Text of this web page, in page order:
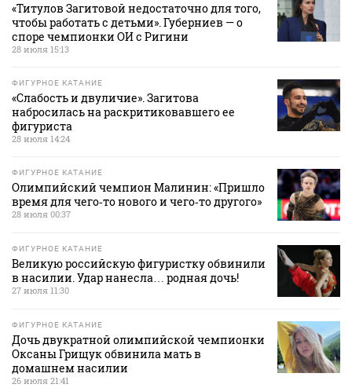
«Титулов Загитовой недостаточно для того,
чтобы работать с детьми». Губерниев — о
споре чемпионки ОИ с Ригини
28 июля 15:13
ФИГУРНОЕ КАТАНИЕ
«Слабость и двуличие». Загитова
набросилась на раскритиковавшего ее
фигуриста
28 июля 14:24
ФИГУРНОЕ КАТАНИЕ
Олимпийский чемпион Малинин: «Пришло
время для чего‑то нового и чего‑то другого»
28 июля 00:37
ФИГУРНОЕ КАТАНИЕ
Великую российскую фигуристку обвинили
в насилии. Удар нанесла… родная дочь!
27 июля 11:30
ФИГУРНОЕ КАТАНИЕ
Дочь двукратной олимпийской чемпионки
Оксаны Грищук обвинила мать в
домашнем насилии
26 июля 21:41